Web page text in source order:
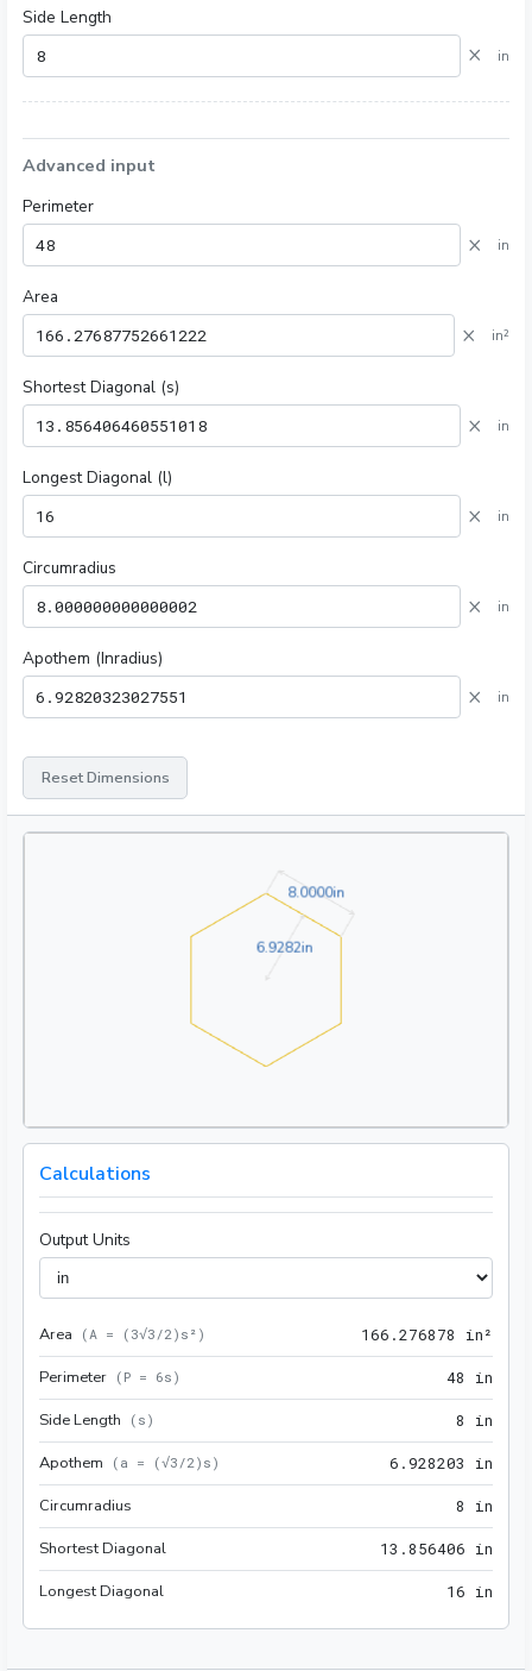
Side Length
× in
Advanced input
Perimeter
× in
Area
× in²
Shortest Diagonal (s)
× in
Longest Diagonal (l)
× in
Circumradius
× in
Apothem (Inradius)
× in
Reset Dimensions
8.0000in8.0000in
6.9282in6.9282in
Calculations
Output Units
Area (A = (3√3/2)s² ) 166 .276878 in²
Perimeter ( P = 6s ) 48 in
Side Length ( s ) 8 in
Apothem ( a = (√3/2)s ) 6 .928203 in
Circumradius 8 in
Shortest Diagonal 13 .856406 in
Longest Diagonal 16 in